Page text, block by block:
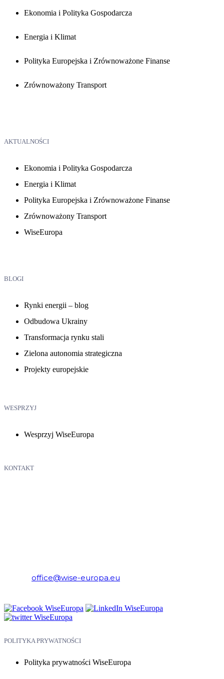
Ekonomia i Polityka Gospodarcza
Energia i Klimat
Polityka Europejska i Zrównoważone Finanse
Zrównoważony Transport
AKTUALNOŚCI
Ekonomia i Polityka Gospodarcza
Energia i Klimat
Polityka Europejska i Zrównoważone Finanse
Zrównoważony Transport
WiseEuropa
BLOGI
Rynki energii – blog
Odbudowa Ukrainy
Transformacja rynku stali
Zielona autonomia strategiczna
Projekty europejskie
WESPRZYJ
Wesprzyj WiseEuropa
KONTAKT
office@wise-europa.eu
POLITYKA PRYWATNOŚCI
Polityka prywatności WiseEuropa